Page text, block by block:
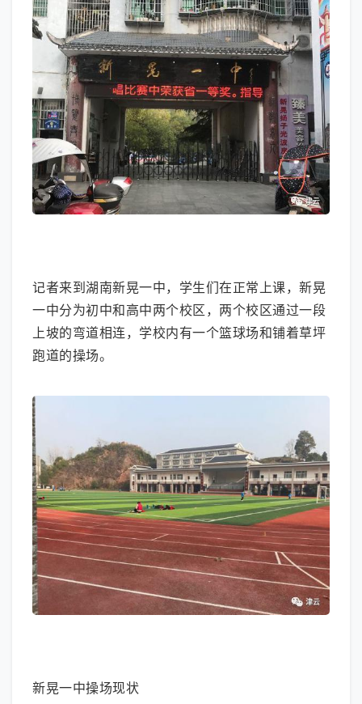
记者来到湖南新晃一中，学生们在正常上课，新晃
一中分为初中和高中两个校区，两个校区通过一段
上坡的弯道相连，学校内有一个篮球场和铺着草坪
跑道的操场。
新晃一中操场现状